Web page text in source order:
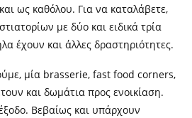
ως καθόλου. Για να καταλάβετε,
με δύο και ειδικά τρία
έχουν και άλλες δραστηριότητες.
μία brasserie, fast food corners,
και δωμάτια προς ενοικίαση.
Βεβαίως και υπάρχουν